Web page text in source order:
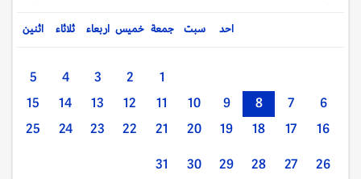
اثنين ثلاثاء اربعاء خميس جمعة سبت احد
1
2
3
4
5
6
7
8
9
10
11
12
13
14
15
16
17
18
19
20
21
22
23
24
25
26
27
28
29
30
31